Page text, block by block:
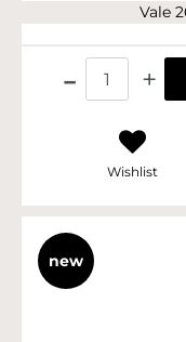
Vale
Wishlist
new